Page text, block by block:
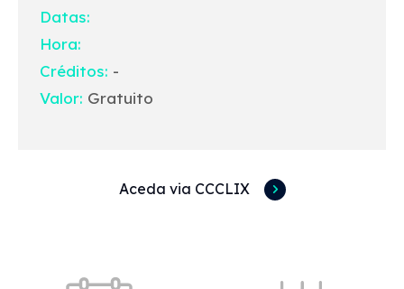
Datas:
Hora:
Créditos: -
Valor: Gratuito
Aceda via CCCLIX